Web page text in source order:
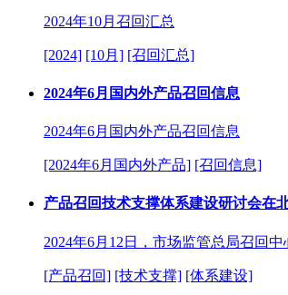
2024年10月召回汇总
[2024] [10月] [召回汇总]
2024年6月国内外产品召回信息
2024年6月国内外产品召回信息
[2024年6月国内外产品] [召回信息]
产品召回技术支撑体系建设研讨会在
2024年6月12日，市场监管总局召回
[产品召回] [技术支撑] [体系建设]